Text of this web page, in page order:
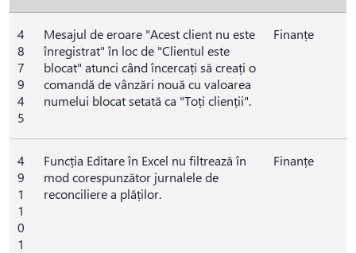
4
8
7
9
4
5
Mesajul de eroare "Acest client nu este
înregistrat" în loc de "Clientul este
blocat" atunci când încercați să creați o
comandă de vânzări nouă cu valoarea
numelui blocat setată ca "Toți clienții".
Finanțe
4
9
1
1
0
1
Funcția Editare în Excel nu filtrează în
mod corespunzător jurnalele de
reconciliere a plăților.
Finanțe